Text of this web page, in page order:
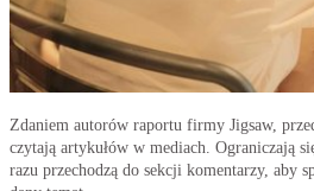
Zdaniem autorów raportu firmy Jigsaw,
czytają artykułów w mediach. Ograniczają
razu przechodzą do sekcji komentarzy, aby